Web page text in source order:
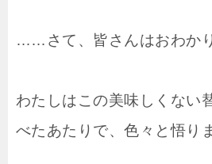
……さて、皆さんはおわか
わたしはこの美味しくない
べたあたりで、色々と悟り